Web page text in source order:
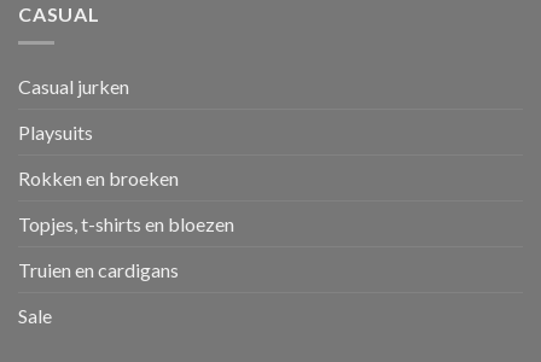
CASUAL
Casual jurken
Playsuits
Rokken en broeken
Topjes, t-shirts en bloezen
Truien en cardigans
Sale